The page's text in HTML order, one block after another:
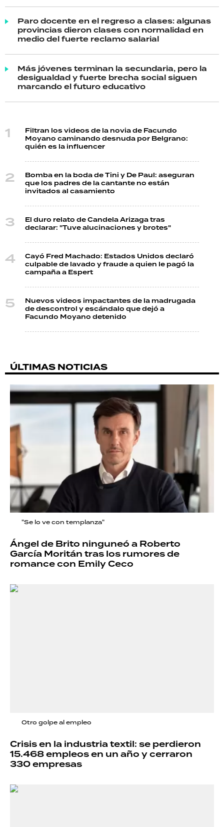
Paro docente en el regreso a clases: algunas
provincias dieron clases con normalidad en
medio del fuerte reclamo salarial
Más jóvenes terminan la secundaria, pero la
desigualdad y fuerte brecha social siguen
marcando el futuro educativo
Filtran los videos de la novia de Facundo
Moyano caminando desnuda por Belgrano:
quién es la influencer
Bomba en la boda de Tini y De Paul: aseguran
que los padres de la cantante no están
invitados al casamiento
El duro relato de Candela Arizaga tras
declarar: "Tuve alucinaciones y brotes"
Cayó Fred Machado: Estados Unidos declaró
culpable de lavado y fraude a quien le pagó la
campaña a Espert
Nuevos videos impactantes de la madrugada
de descontrol y escándalo que dejó a
Facundo Moyano detenido
ÚLTIMAS NOTICIAS
"Se lo ve con templanza"
Ángel de Brito ninguneó a Roberto
García Moritán tras los rumores de
romance con Emily Ceco
Otro golpe al empleo
Crisis en la industria textil: se perdieron
15.468 empleos en un año y cerraron
330 empresas